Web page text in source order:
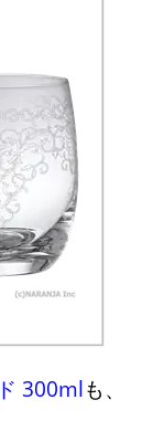
300mlも、